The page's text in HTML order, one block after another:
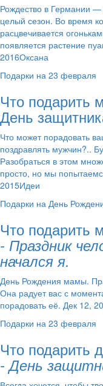
Рождество в Германии
целый сезон. Во время
расцвечивается
появляется растение
2016Оксана
Подарки на 23 февраля
Что подарить
День
Что может порадовать
поздравлять мужчин?..
Разобраться в этом
просто, но мы
2015Идеи
Подарки на День
Что подарить
- Праздник
начался я.
День Рождения мамы.
Она радует вас с
порадовать её. Дек 12,
Подарки на 23 февраля
Что подарить
- День